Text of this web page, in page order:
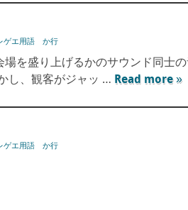
ゲエ用語 か行
場を盛り上げるかのサウンド同士
し、観客がジャッ … Read more »
ゲエ用語 か行